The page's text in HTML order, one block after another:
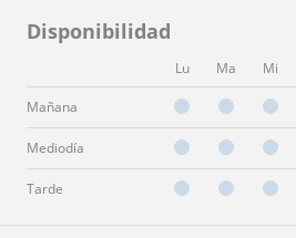
Disponibilidad
Lu Ma Mi
Mañana
Mediodía
Tarde